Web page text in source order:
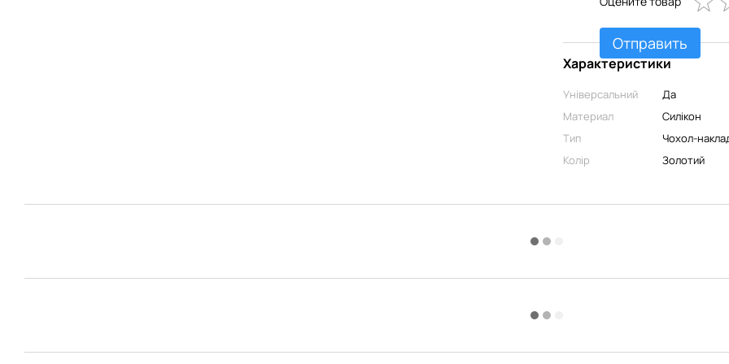
Отправить
Характеристики
Універсальний
Да
Материал
Силікон
Тип
Чохол-
Колір
Золотий